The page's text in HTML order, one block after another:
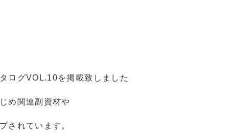
ログVOL.10を掲載致しました
め関連副資材や
されています。